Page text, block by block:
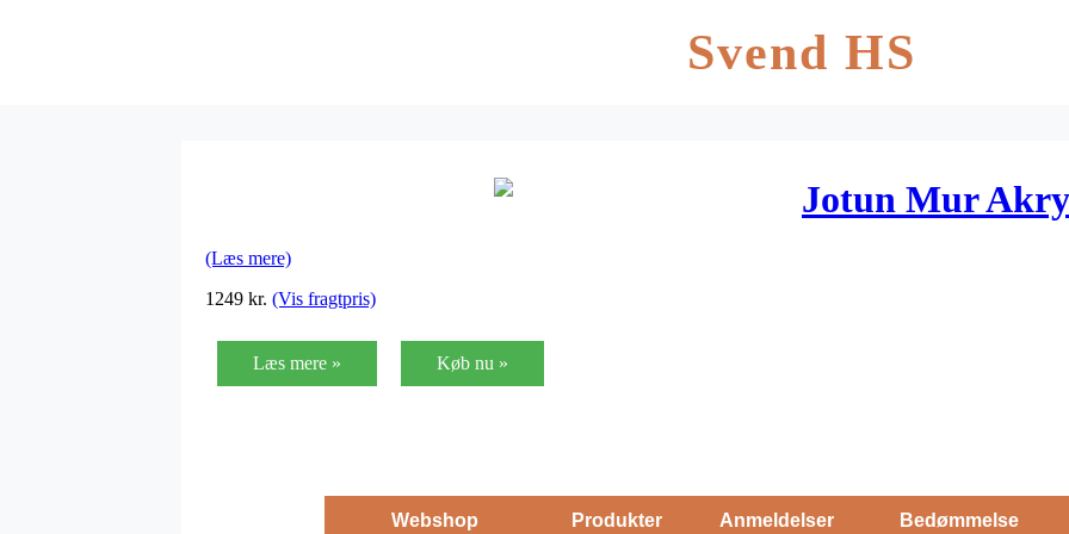
Svend HS
Jotun Mur
(Læs mere)
1249 kr. (Vis fragtpris)
Læs mere » Køb nu »
Webshop Produkter Anmeldelser Bedømmelse